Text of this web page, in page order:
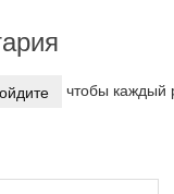
чтобы каждый